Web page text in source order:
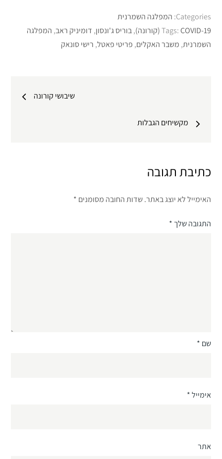
Categories: המפלגה השמרנית
Tags:COVID-19 (קורונה) ,בוריס ג'ונסון, דומיניק ראב, המפלגה
השמרנית, משבר האקלים, פריטי פאטל, רישי סונאק
שיבושי קורונה
מקשיחים הגבלות
כתיבת תגובה
האימייל לא יוצג באתר. שדות החובה מסומנים *
התגובה שלך*
שם *
אימייל*
אתר